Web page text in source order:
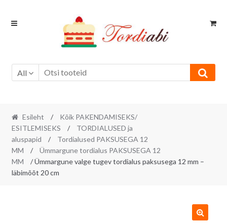
Skip
Skip
All
Esileht /
Kõik PAKENDAMISEKS/
ESITLEMISEKS
/
TORDIALUSED ja
aluspapid
/
Tordialused PAKSUSEGA 12
MM
/
Ümmargune tordialus PAKSUSEGA 12
MM
/ Ümmargune valge tugev tordialus paksusega 12 mm –
läbimõõt 20 cm